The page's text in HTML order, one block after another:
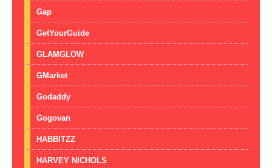
Gap
GetYourGuide
GLAMGLOW
GMarket
Godaddy
Gogovan
HABBITZZ
HARVEY NICHOLS